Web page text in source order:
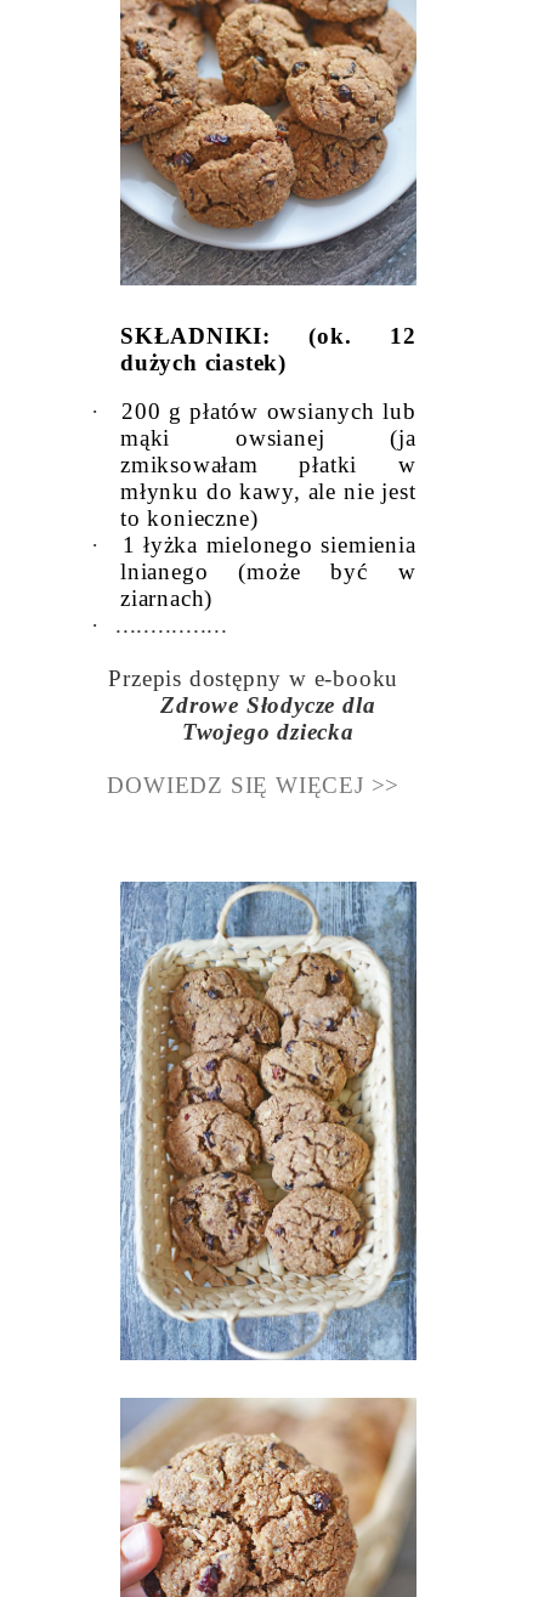
SKŁADNIKI: (ok. 12
dużych ciastek)
·
200 g płatów owsianych lub
mąki owsianej (ja
zmiksowałam płatki w
młynku do kawy, ale nie jest
to konieczne)
·
1 łyżka mielonego siemienia
lnianego (może być w
ziarnach)
·
................
Przepis dostępny w e-booku
Zdrowe Słodycze dla
Twojego dziecka
DOWIEDZ SIĘ WIĘCEJ >>